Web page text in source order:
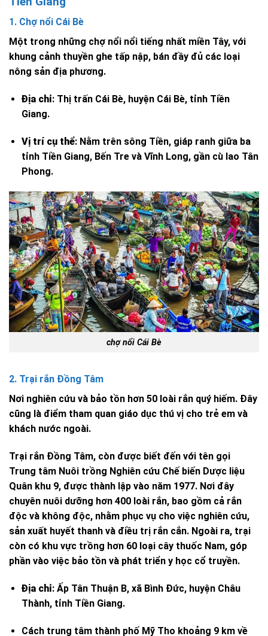
1. Chợ nổi Cái Bè
Một trong những chợ nổi nổi tiếng nhất miền Tây, với
khung cảnh thuyền ghe tấp nập, bán đầy đủ các loại
nông sản địa phương.
Địa chỉ: Thị trấn Cái Bè, huyện Cái Bè, tỉnh Tiền
Giang.
Vị trí cụ thể: Nằm trên sông Tiền, giáp ranh giữa ba
tỉnh Tiền Giang, Bến Tre và Vĩnh Long, gần cù lao Tân
Phong.
chợ nổi Cái Bè
2. Trại rắn Đồng Tâm
Nơi nghiên cứu và bảo tồn hơn 50 loài rắn quý hiếm. Đây
cũng là điểm tham quan giáo dục thú vị cho trẻ em và
khách nước ngoài.
Trại rắn Đồng Tâm, còn được biết đến với tên gọi
Trung tâm Nuôi trồng Nghiên cứu Chế biến Dược liệu
Quân khu 9, được thành lập vào năm 1977. Nơi đây
chuyên nuôi dưỡng hơn 400 loài rắn, bao gồm cả rắn
độc và không độc, nhằm phục vụ cho việc nghiên cứu,
sản xuất huyết thanh và điều trị rắn cắn. Ngoài ra, trại
còn có khu vực trồng hơn 60 loại cây thuốc Nam, góp
phần vào việc bảo tồn và phát triển y học cổ truyền.
Địa chỉ: Ấp Tân Thuận B, xã Bình Đức, huyện Châu
Thành, tỉnh Tiền Giang.
Cách trung tâm thành phố Mỹ Tho khoảng 9 km về